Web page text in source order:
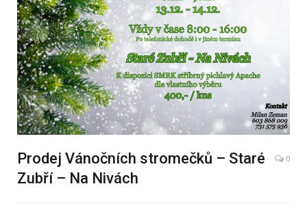
Prodej Vánočních stromečků – Staré
Zubří – Na Nivách
0